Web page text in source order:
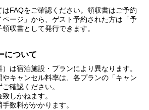
FAQをご確認ください。領収書はご予約
ージ」から、ゲスト予約された方は「予
収書として発行できます。
について
は宿泊施設・プランにより異なります。
キャンセル料率は、各プランの「キャン
確認ください。
しかねます。
数料がかかります。